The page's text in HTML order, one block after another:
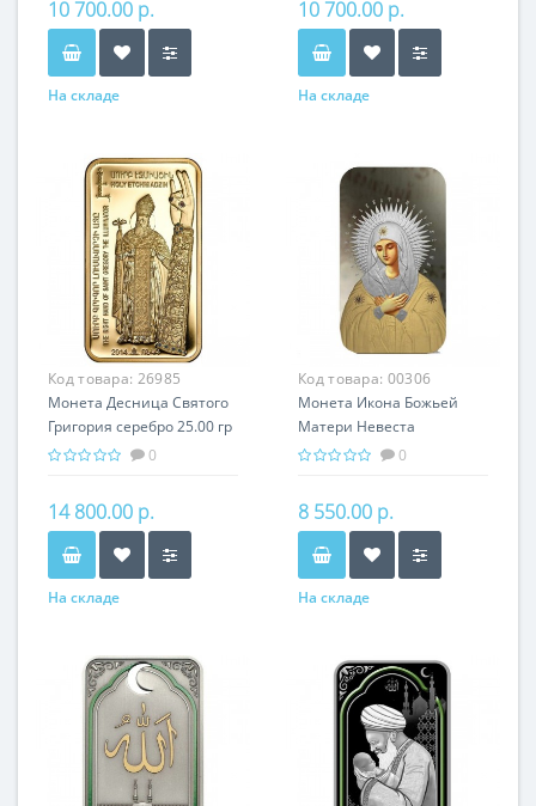
10 700.00 р.
На складе
10 700.00 р.
На складе
Код товара: 26985
Монета Десница Святого
Григория серебро 25.00 гр
- православный подарок
0
14 800.00 р.
На складе
Код товара: 00306
Монета Икона Божьей
Матери Невеста
Неневестная - Икона
православный сувенир
0
8 550.00 р.
На складе